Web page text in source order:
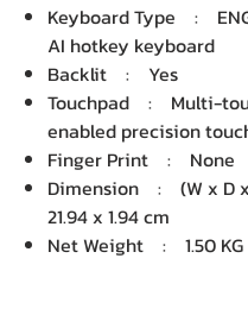
Keyboard Type :
AI hotkey keyboard
Backlit : Yes
Touchpad : Multi-
enabled precision
Finger Print : None
Dimension : (W x D x
21.94 x 1.94 cm
Net Weight : 1.50 KG